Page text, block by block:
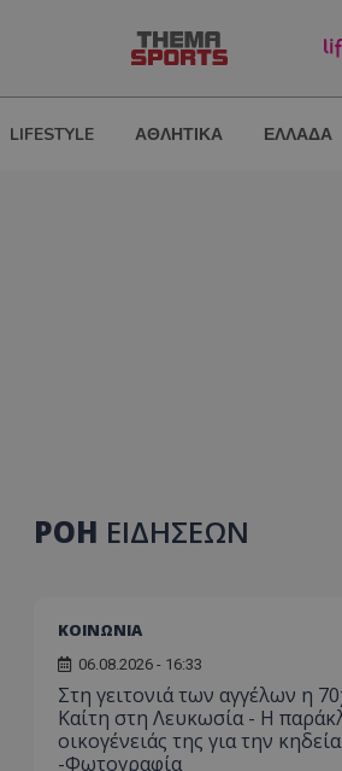
LIFESTYLE ΑΘΛΗΤΙΚΑ ΕΛΛΑΔΑ
ΡΟΗ ΕΙΔΗΣΕΩΝ
ΚΟΙΝΩΝΙΑ
06.08.2026 - 16:33
Στη γειτονιά των αγγέλων η
Καίτη στη Λευκωσία - Η
οικογένειάς της για την κηδεία
-Φωτογραφία